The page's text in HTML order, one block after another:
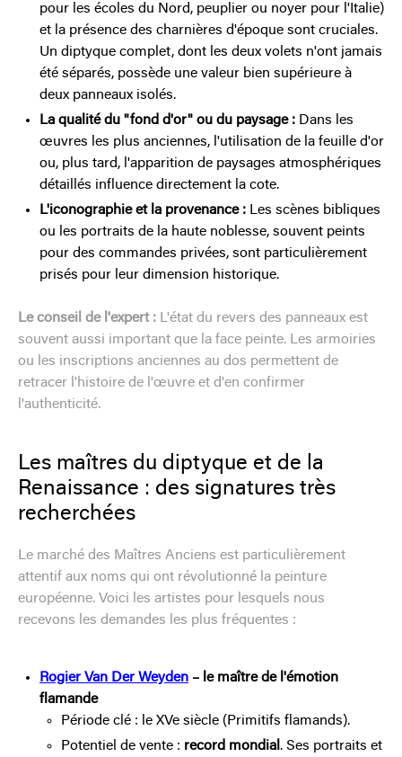
pour les écoles du Nord, peuplier ou noyer pour l'Italie)
et la présence des charnières d'époque sont cruciales.
Un diptyque complet, dont les deux volets n'ont jamais
été séparés, possède une valeur bien supérieure à
deux panneaux isolés.
La qualité du "fond d'or" ou du paysage : Dans les
œuvres les plus anciennes, l'utilisation de la feuille d'or
ou, plus tard, l'apparition de paysages atmosphériques
détaillés influence directement la cote.
L'iconographie et la provenance : Les scènes bibliques
ou les portraits de la haute noblesse, souvent peints
pour des commandes privées, sont particulièrement
prisés pour leur dimension historique.
Le conseil de l'expert : L'état du revers des panneaux est
souvent aussi important que la face peinte. Les armoiries
ou les inscriptions anciennes au dos permettent de
retracer l'histoire de l'œuvre et d'en confirmer
l'authenticité.
Les maîtres du diptyque et de la
Renaissance : des signatures très
recherchées
Le marché des Maîtres Anciens est particulièrement
attentif aux noms qui ont révolutionné la peinture
européenne. Voici les artistes pour lesquels nous
recevons les demandes les plus fréquentes :
Rogier Van Der Weyden – le maître de l'émotion
flamande
Période clé : le XVe siècle (Primitifs flamands).
Potentiel de vente : record mondial . Ses portraits et